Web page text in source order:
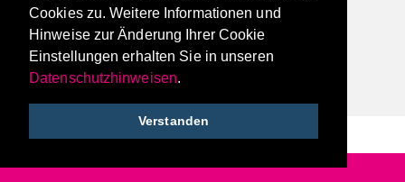
Cookies zu. Weitere Informationen und
Hinweise zur Änderung Ihrer Cookie
Einstellungen erhalten Sie in unseren
Datenschutzhinweisen.
Verstanden
Quelle: e-recht24.de